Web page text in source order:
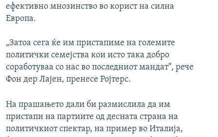
ефективно мнозинство во корист на силна
Европа.
„Затоа сега ќе им пристапиме на големите
политички семејства кои исто така добро
соработуваа со нас во последниот мандат“, рече
Фон дер Лајен, пренесе Ројтерс.
На прашањето дали би размислила да им
пристапи на партиите од десната страна на
политичкиот спектар, на пример во Италија,